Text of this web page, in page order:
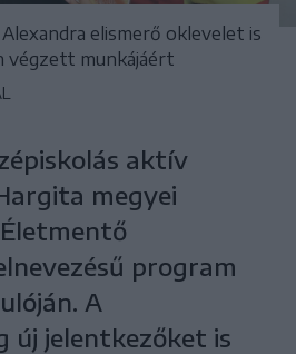
elismerő oklevelet is
végzett munkájáért
aktív
megyei
program
A
új jelentkezőket is